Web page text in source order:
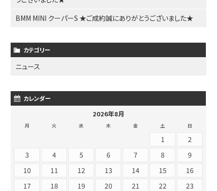
BMM MINI クーパーS ★ご成約誠にありがとうございました★
カテゴリー
ニュース
カレンダー
2026年8月
月 火 水 木 金 土 日
1
2
3
4 5 6 7 8
9
10
11 12 13 14 15
16
17
18 19 20 21 22
23